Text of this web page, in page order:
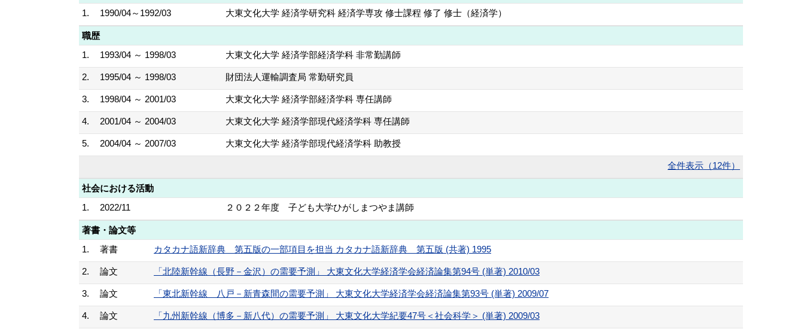
1.
1990/04～1992/03 大東文化大学 経済学研究科 経済学専攻 修士課程 修了 修士（経済学）
職歴
1.
1993/04 ～ 1998/03 大東文化大学 経済学部経済学科 非常勤講師
2. 1995/04 ～ 1998/03 財団法人運輸調査局 常勤研究員
3. 1998/04 ～ 2001/03 大東文化大学 経済学部経済学科 専任講師
4. 2001/04 ～ 2004/03 大東文化大学 経済学部現代経済学科 専任講師
5. 2004/04 ～ 2007/03 大東文化大学 経済学部現代経済学科 助教授
全件表示（12件）
社会における活動
1.
2022/11 ２０２２年度 子ども大学ひがしまつやま講師
著書・論文等
1.
著書 カタカナ語新辞典 第五版の一部項目を担当 カタカナ語新辞典 第五版 (共著) 1995
2. 論文 「北陸新幹線（長野－金沢）の需要予測」 大東文化大学経済学会経済論集第94号 (単著) 2010/03
3. 論文 「東北新幹線 八戸－新青森間の需要予測」 大東文化大学経済学会経済論集第93号 (単著) 2009/07
4. 論文 「九州新幹線（博多－新八代）の需要予測」 大東文化大学紀要47号＜社会科学＞ (単著) 2009/03